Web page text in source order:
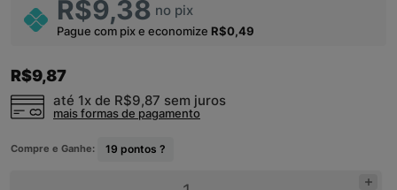
R$9,38 no pix
Pague com pix e economize R$0,49
R$9,87
até 1x de R$9,87 sem juros
mais formas de pagamento
Compre e Ganhe: 19 pontos ?